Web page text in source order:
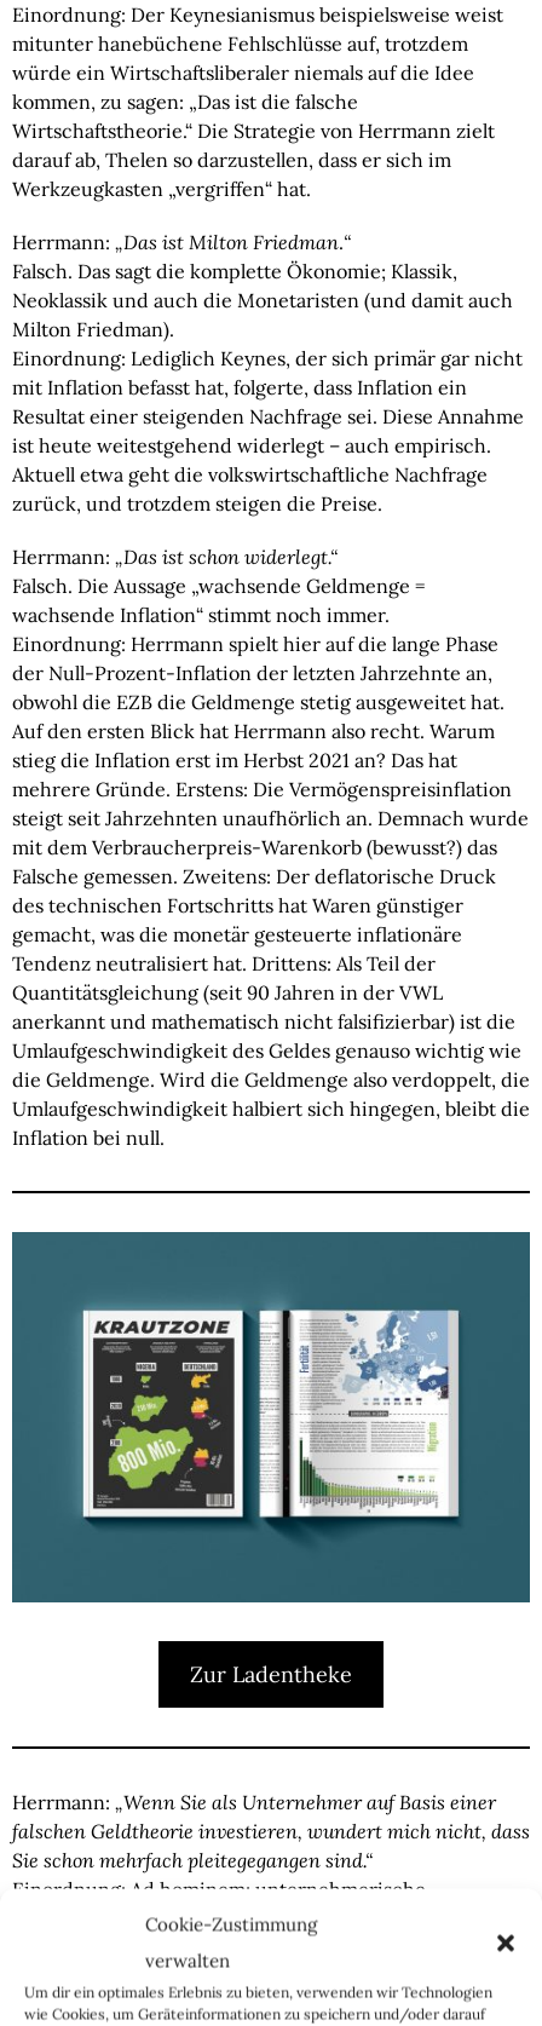
Cookie-Zustimmung
verwalten
Um dir ein optimales Erlebnis zu bieten, verwenden wir Technologien
wie Cookies, um Geräteinformationen zu speichern und/oder darauf
Einordnung: Der Keynesianismus beispielsweise weist
mitunter hanebüchene Fehlschlüsse auf, trotzdem
würde ein Wirtschaftsliberaler niemals auf die Idee
kommen, zu sagen: „Das ist die falsche
Wirtschaftstheorie.“ Die Strategie von Herrmann zielt
darauf ab, Thelen so darzustellen, dass er sich im
Werkzeugkasten „vergriffen“ hat.
Herrmann: „Das ist Milton Friedman.“
Falsch. Das sagt die komplette Ökonomie; Klassik,
Neoklassik und auch die Monetaristen (und damit auch
Milton Friedman).
Einordnung: Lediglich Keynes, der sich primär gar nicht
mit Inflation befasst hat, folgerte, dass Inflation ein
Resultat einer steigenden Nachfrage sei. Diese Annahme
ist heute weitestgehend widerlegt – auch empirisch.
Aktuell etwa geht die volkswirtschaftliche Nachfrage
zurück, und trotzdem steigen die Preise.
Herrmann: „Das ist schon widerlegt.“
Falsch. Die Aussage „wachsende Geldmenge =
wachsende Inflation“ stimmt noch immer.
Einordnung: Herrmann spielt hier auf die lange Phase
der Null-Prozent-Inflation der letzten Jahrzehnte an,
obwohl die EZB die Geldmenge stetig ausgeweitet hat.
Auf den ersten Blick hat Herrmann also recht. Warum
stieg die Inflation erst im Herbst 2021 an? Das hat
mehrere Gründe. Erstens: Die Vermögenspreisinflation
steigt seit Jahrzehnten unaufhörlich an. Demnach wurde
mit dem Verbraucherpreis-Warenkorb (bewusst?) das
Falsche gemessen. Zweitens: Der deflatorische Druck
des technischen Fortschritts hat Waren günstiger
gemacht, was die monetär gesteuerte inflationäre
Tendenz neutralisiert hat. Drittens: Als Teil der
Quantitätsgleichung (seit 90 Jahren in der VWL
anerkannt und mathematisch nicht falsifizierbar) ist die
Umlaufgeschwindigkeit des Geldes genauso wichtig wie
die Geldmenge. Wird die Geldmenge also verdoppelt, die
Umlaufgeschwindigkeit halbiert sich hingegen, bleibt die
Inflation bei null.
Zur Ladentheke
Herrmann: „Wenn Sie als Unternehmer auf Basis einer
falschen Geldtheorie investieren, wundert mich nicht, dass
Sie schon mehrfach pleitegegangen sind.“
Einordnung: Ad hominem; unternehmerische
Entscheidungen haben wenig mit der
Argumentation zielt Herrmann bewusst auf Thelen selbst.
Der Vorwurf „pleitegegangen“ ist der Vorwurf